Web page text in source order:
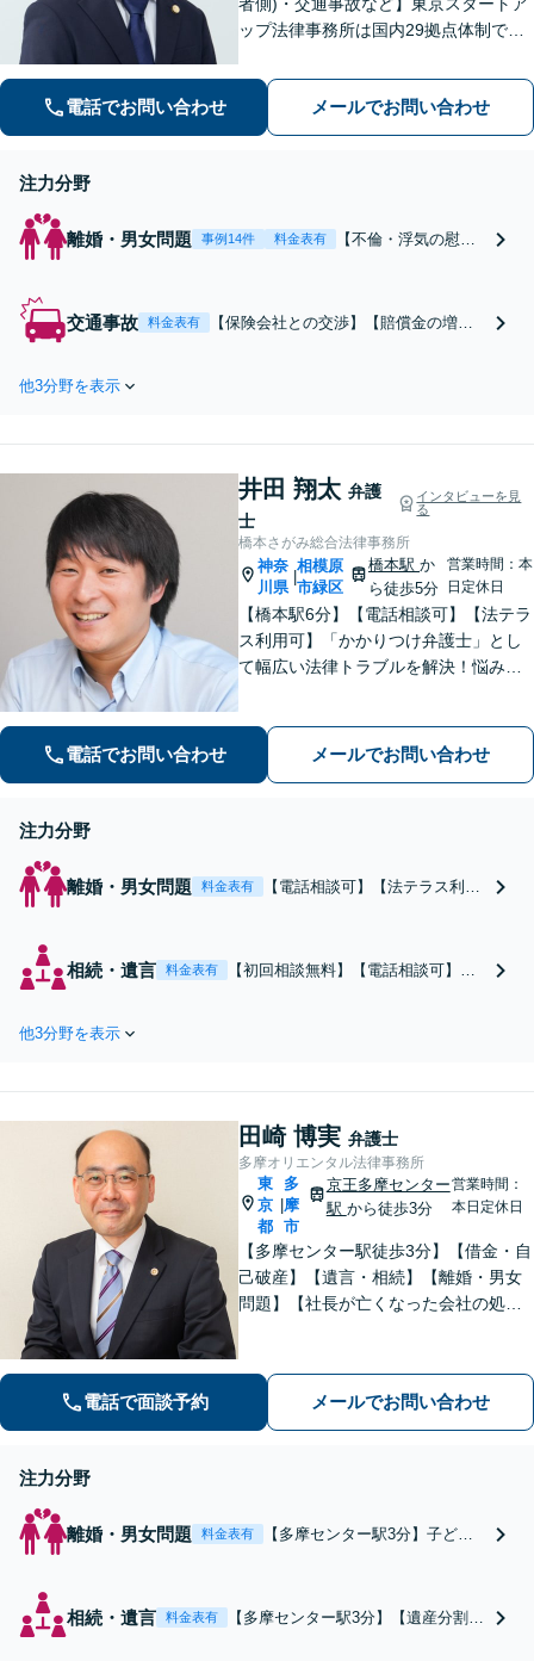
ップ法律事務所は国内29拠点体制で全
対応(法律相談は完全予約制)】各分野で
専門性の高い弁護士が寄り添い解決を
サポートします。
電話でお問い合わせ メールでお問い合わせ
注力分野
離婚・男女問題 事例14件 料金表有
【不倫・浮気の慰謝
談は毎月100件以上、
来所不要】
交通事故 料金表有
【保険会社との交渉】【賠償金の増額
約制)】【神奈川県全域対応】
他3分野を表示
井田 翔太 弁護
士
インタビューを見
る
橋本さがみ総合法律事務所
神奈
川県
相模原
市緑区
橋本駅 か
ら徒歩5分
営業時間：本
日定休日
【橋本駅6分】【電話相談可】【法テラ
ス利用可】「かかりつけ弁護士」とし
て幅広い法律トラブルを解決！悩みに
ークの軽さが強み」男性・女性弁護士
が所属し多角的な視点から解決へ尽力
電話でお問い合わせ メールでお問い合わせ
注力分野
離婚・男女問題 料金表有
【電話相談可】【法テラス利用
可能。不倫の慰謝料請求、財産
相続・遺言 料金表有
【初回相談無料】【電話相談可】信
どんな些細なことでもお気軽にご相
【橋本駅6分】
他3分野を表示
田崎 博実 弁護士
多摩オリエンタル法律事務所
東
京
都
|
多
摩
市
京王多摩センター
駅 から徒歩3分
営業時間：
本日定休日
【多摩センター駅徒歩3分】【借金・自
己破産】【遺言・相続】【離婚・男女
問題】【社長が亡くなった会社の処
電話で面談予約 メールでお問い合わせ
注力分野
離婚・男女問題 料金表有
【多摩センター駅3分】子ども
【慰謝料請求】【養育費請求】
相続・遺言 料金表有
【多摩センター駅3分】【遺産分割協